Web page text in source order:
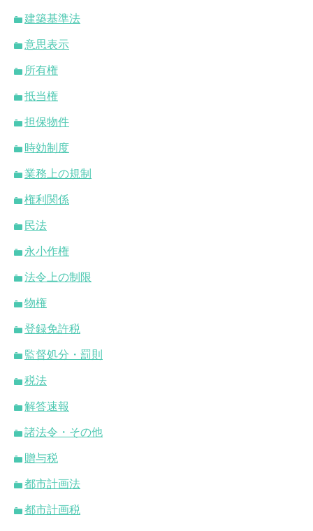
建築基準法
意思表示
所有権
抵当権
担保物件
時効制度
業務上の規制
権利関係
民法
永小作権
法令上の制限
物権
登録免許税
監督処分・罰則
税法
解答速報
諸法令・その他
贈与税
都市計画法
都市計画税